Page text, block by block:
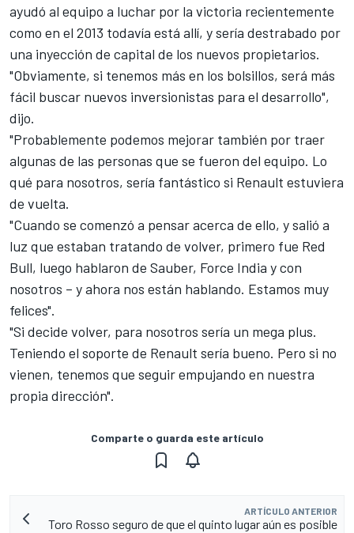
ayudó al equipo a luchar por la victoria recientemente
como en el 2013 todavía está allí, y sería destrabado por
una inyección de capital de los nuevos propietarios.
"Obviamente, si tenemos más en los bolsillos, será más
fácil buscar nuevos inversionistas para el desarrollo",
dijo.
"Probablemente podemos mejorar también por traer
algunas de las personas que se fueron del equipo. Lo
qué para nosotros, sería fantástico si Renault estuviera
de vuelta.
"Cuando se comenzó a pensar acerca de ello, y salió a
luz que estaban tratando de volver, primero fue Red
Bull, luego hablaron de Sauber, Force India y con
nosotros – y ahora nos están hablando. Estamos muy
felices".
"Si decide volver, para nosotros sería un mega plus.
Teniendo el soporte de Renault sería bueno. Pero si no
vienen, tenemos que seguir empujando en nuestra
propia dirección".
Comparte o guarda este artículo
ARTÍCULO ANTERIOR
Toro Rosso seguro de que el quinto lugar aún es posible